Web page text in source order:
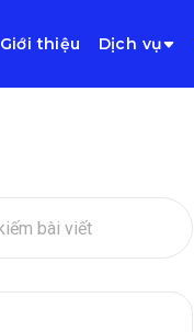
Giới thiệu Dịch vụ